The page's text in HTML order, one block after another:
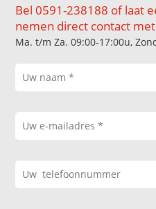
Bel 0591-238188 of laat
nemen direct contact
Ma. t/m Za. 09:00-17:00u,